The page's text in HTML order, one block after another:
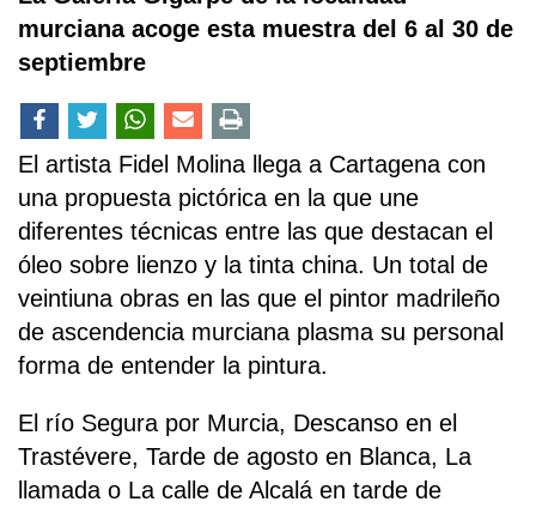
murciana acoge esta muestra del 6 al 30 de
septiembre
El artista Fidel Molina llega a Cartagena con
una propuesta pictórica en la que une
diferentes técnicas entre las que destacan el
óleo sobre lienzo y la tinta china. Un total de
veintiuna obras en las que el pintor madrileño
de ascendencia murciana plasma su personal
forma de entender la pintura.
El río Segura por Murcia, Descanso en el
Trastévere, Tarde de agosto en Blanca, La
llamada o La calle de Alcalá en tarde de